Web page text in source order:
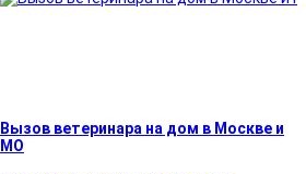
Вызов ветеринара на дом в Москве и
МО